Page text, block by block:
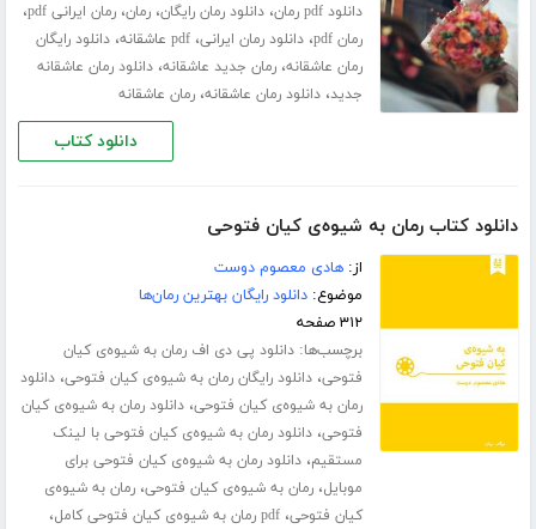
دانلود pdf رمان ،دانلود رمان رایگان،رمان،رمان ایرانی pdf ،
رمان pdf ،دانلود رمان ایرانی،pdf عاشقانه ،دانلود رایگان
رمان عاشقانه،رمان جدید عاشقانه،دانلود رمان عاشقانه
جدید،دانلود رمان عاشقانه،رمان عاشقانه
دانلود کتاب
دانلود کتاب رمان به شیوه‌ی کیان فتوحی
از:هادی معصوم دوست
موضوع:دانلود رایگان بهترین رمان‌ها
۳۱۲ صفحه
برچسب‌ها:دانلود پی دی اف رمان به شیوه‌ی کیان
فتوحی،دانلود رایگان رمان به شیوه‌ی کیان فتوحی،دانلود
رمان به شیوه‌ی کیان فتوحی،دانلود رمان به شیوه‌ی کیان
فتوحی،دانلود رمان به شیوه‌ی کیان فتوحی با لینک
مستقیم،دانلود رمان به شیوه‌ی کیان فتوحی برای
موبایل،رمان به شیوه‌ی کیان فتوحی،رمان به شیوه‌ی
کیان فتوحی،pdf رمان به شیوه‌ی کیان فتوحی کامل ،